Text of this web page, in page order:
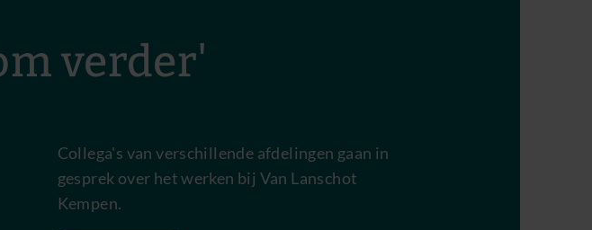
verder'
Collega's van verschillende afdelingen gaan in
gesprek over het werken bij Van Lanschot
Kempen.